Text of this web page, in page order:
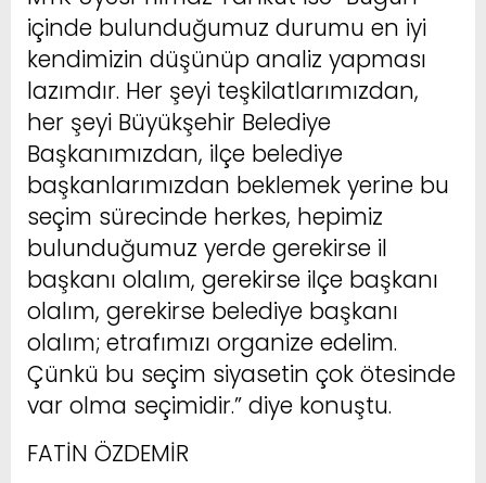
içinde bulunduğumuz durumu en iyi
kendimizin düşünüp analiz yapması
lazımdır. Her şeyi teşkilatlarımızdan,
her şeyi Büyükşehir Belediye
Başkanımızdan, ilçe belediye
başkanlarımızdan beklemek yerine bu
seçim sürecinde herkes, hepimiz
bulunduğumuz yerde gerekirse il
başkanı olalım, gerekirse ilçe başkanı
olalım, gerekirse belediye başkanı
olalım; etrafımızı organize edelim.
Çünkü bu seçim siyasetin çok ötesinde
var olma seçimidir.” diye konuştu.
FATİN ÖZDEMİR